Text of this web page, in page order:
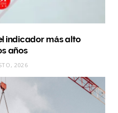
indicador más alto
años
2026